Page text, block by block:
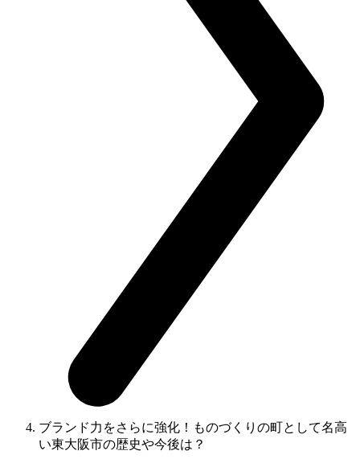
ブランド力をさらに強化！ものづくりの町として名高
い東大阪市の歴史や今後は？